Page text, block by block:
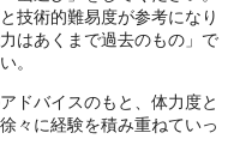
技術的難易度が参考になり
はあくまで過去のもの」で
。
ドバイスのもと、体力度と
々に経験を積み重ねていっ